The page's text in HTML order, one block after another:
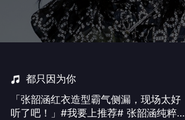
都只因为你
「张韶涵红衣造型霸气侧漏，现场太好
听了吧！」#我要上推荐# 张韶涵纯粹巡